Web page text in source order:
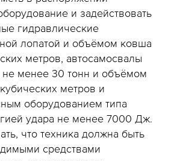
и задействовать
гидравлические
лопатой и объёмом ковша
метров, автосамосвалы
менее 30 тонн и объёмом
метров и
оборудованием типа
удара не менее 7000 Дж.
что техника должна быть
средствами